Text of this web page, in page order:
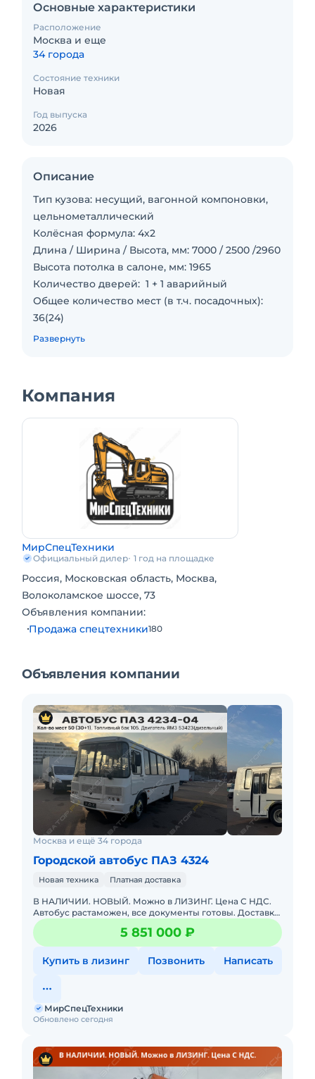
Основные характеристики
Расположение
Москва и еще
34 города
Состояние техники
Новая
Год выпуска
2026
Описание
Тип кузова: несущий, вагонной компоновки,
цельнометаллический
Колёсная формула: 4х2
Длина / Ширина / Высота, мм: 7000 / 2500 /2960
Высота потолка в салоне, мм: 1965
Количество дверей: 1 + 1 аварийный
Общее количество мест (в т.ч. посадочных):
36(24)
Емкость топливного бака, л: 105
предпусковой подогреватель и салонные
отопители (дизельный)
Двигатель: ЯМЗ 5342
Мощность двигателя, (л.с.): 168,9
КПП: механическая
Цена с НДС. Помогу с доставкой. Готова к
эксплуатации. Возможна продажа в лизинг.
Заводская гарантия. Склад запасных частей.
Доставка по РФ. Подбор комплектации.
Полная документация.
Развернуть
Компания
МирСпецТехники
Официальный дилер 1 год на площадке
Россия, Московская область, Москва,
Волоколамское шоссе, 73
Объявления компании:
Продажа спецтехники180
Объявления компании
Москва и ещё 34 города
Городской автобус ПАЗ 4324
Новая техника Платная доставка
В НАЛИЧИИ. НОВЫЙ. Можно в ЛИЗИНГ. Цена С НДС.
Автобус растаможен, все документы готовы. Доставка
до базы или объекта. ООО "МирСпецТехники" является
мультибрендо
5 851 000 ₽
Купить в лизинг Позвонить Написать
Обновлено сегодня
МирСпецТехники